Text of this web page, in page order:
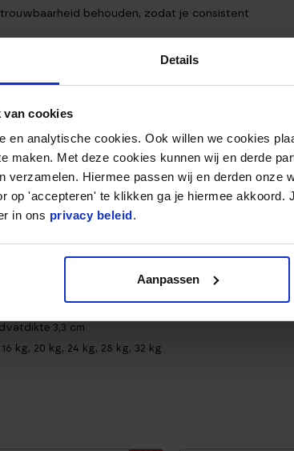
Details
van cookies
en analytische cookies. Ook willen we cookies
maken. Met deze cookies kunnen wij en derde
verzamelen. Hiermee passen wij en derden onze
op 'accepteren' te klikken ga je hiermee akkoord.
in ons privacy beleid.
Aanpassen
behouden, zodat je consistent
DE COMPETITION
kettlebells van 4 of 8 kg om een goede
voordat je zwaardere gewichten gebruikt.
het gewicht geleidelijk verhogen. Ervaren
12 tot 32 kg en hun fitnessdoelen naar een
SPORTS COMPETITION
wedstrijdnormen
3,3 cm
kg, 20 kg, 24 kg, 28 kg, 32 kg